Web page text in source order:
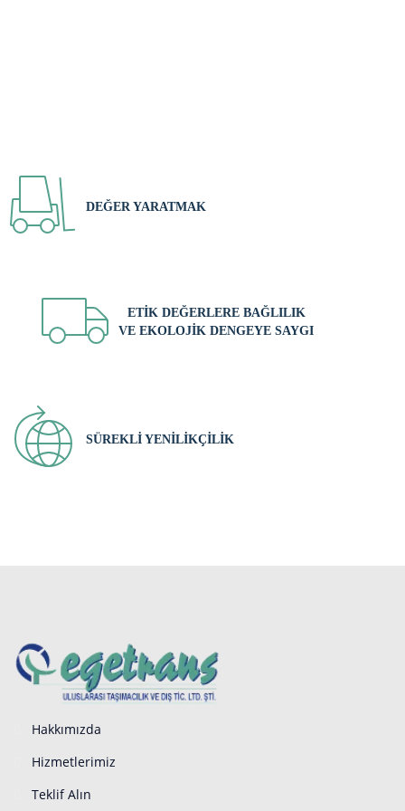
DEĞER YARATMAK
ETIK DEĞERLERE BAĞLILIK
VE EKOLOJIK DENGEYE SAYGI
SÜREKLI YENILIKÇILIK
Hakkımızda
Hizmetlerimiz
Teklif Alın